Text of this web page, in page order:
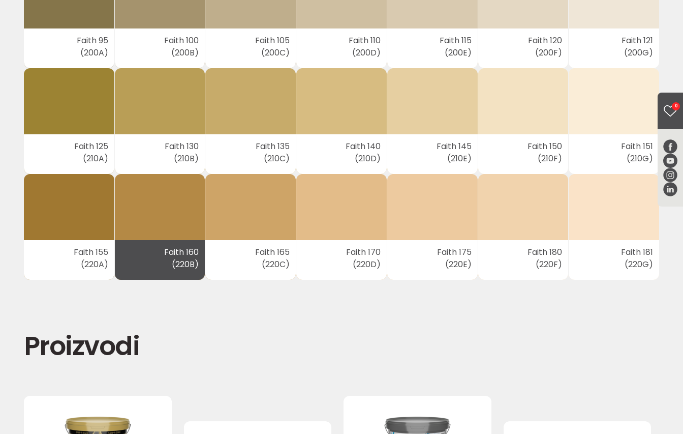
0
Faith 95
(200A)
Faith 100
(200B)
Faith 105
(200C)
Faith 110
(200D)
Faith 115
(200E)
Faith 120
(200F)
Faith 121
(200G)
Faith 125
(210A)
Faith 130
(210B)
Faith 135
(210C)
Faith 140
(210D)
Faith 145
(210E)
Faith 150
(210F)
Faith 151
(210G)
Faith 155
(220A)
Faith 160
(220B)
Faith 165
(220C)
Faith 170
(220D)
Faith 175
(220E)
Faith 180
(220F)
Faith 181
(220G)
Proizvodi